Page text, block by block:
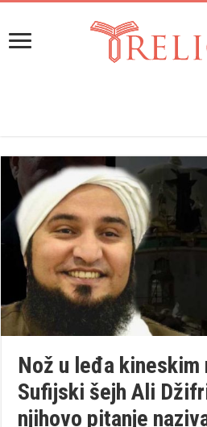
Nož u leđa kineskim
Sufijski šejh Ali
njihovo pitanje